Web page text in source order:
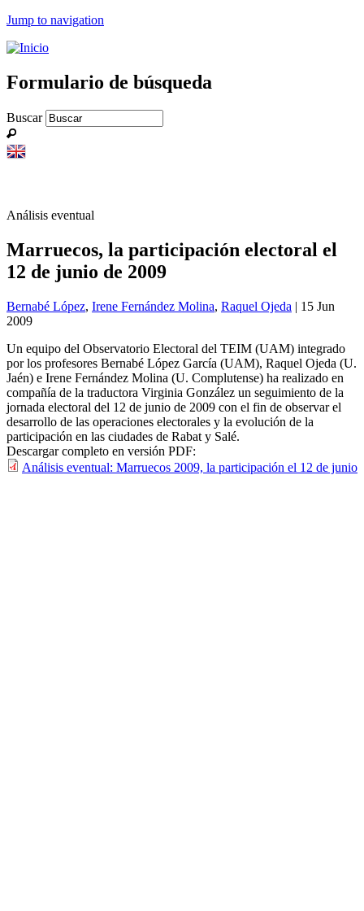
Jump to navigation
Formulario de búsqueda
Buscar
Análisis eventual
Marruecos, la participación electoral el
12 de junio de 2009
Bernabé López, Irene Fernández Molina, Raquel Ojeda | 15 Jun
2009
Un equipo del Observatorio Electoral del TEIM (UAM) integrado
por los profesores Bernabé López García (UAM), Raquel Ojeda (U.
Jaén) e Irene Fernández Molina (U. Complutense) ha realizado en
compañía de la traductora Virginia González un seguimiento de la
jornada electoral del 12 de junio de 2009 con el fin de observar el
desarrollo de las operaciones electorales y la evolución de la
participación en las ciudades de Rabat y Salé.
Descargar completo en versión PDF:
Análisis eventual: Marruecos 2009, la participación el 12 de junio